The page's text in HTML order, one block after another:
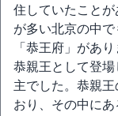
住していたこと
が多い北京の中
「恭王府」があ
恭親王として登
主でした。恭親
おり、その中に